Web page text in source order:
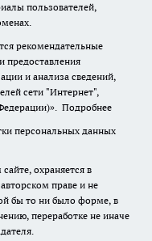
пользователей,
рекомендательные
предоставления
и анализа сведений,
сети "Интернет",
Подробнее
персональных данных
охраняется в
праве и не
бы то ни было форме, в
переработке не иначе